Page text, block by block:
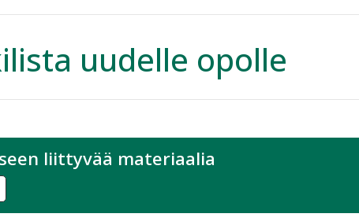
uudelle opolle
liittyvää materiaalia